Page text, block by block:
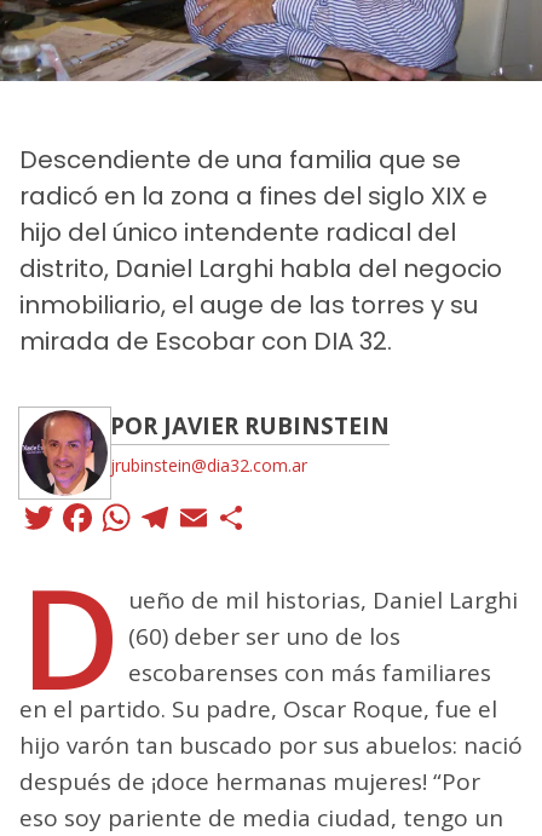
Descendiente de una familia que se
radicó en la zona a fines del siglo XIX e
hijo del único intendente radical del
distrito, Daniel Larghi habla del negocio
inmobiliario, el auge de las torres y su
mirada de Escobar con DIA 32.
POR JAVIER RUBINSTEIN
jrubinstein@dia32.com.ar
Twitter
Facebook
WhatsApp
Telegram
Email
D ueño de mil historias, Daniel Larghi
(60) deber ser uno de los
escobarenses con más familiares
en el partido. Su padre, Oscar Roque, fue el
hijo varón tan buscado por sus abuelos: nació
después de ¡doce hermanas mujeres! “Por
eso soy pariente de media ciudad, tengo un